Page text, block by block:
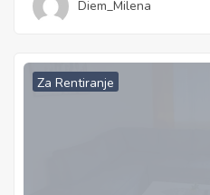
Diem_Milena
Za Rentiranje